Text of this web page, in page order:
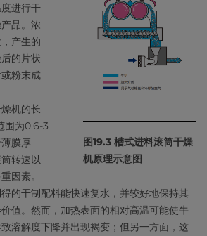
图19.3 槽式进料滚筒干燥
机原理示意图
进行干
品。浓
产生的
的片状
粉末成
机的长
围为0.6-3
膜厚
转速以
因素。
的干制配料能快速复水，并较好地保持其
值。然而，加热表面的相对高温可能使牛
溶解度下降并出现褐变；但另一方面，这